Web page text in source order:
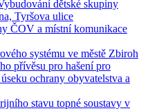
dětské skupiny
Tyršova ulice
ČOV a místní komunikace
systému ve městě Zbiroh
přívěsu pro hašení pro
ochrany obyvatelstva a
stavu topné soustavy v